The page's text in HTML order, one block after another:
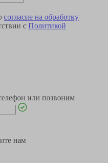
согласие на обработку
с Политикой
или позвоним
нам